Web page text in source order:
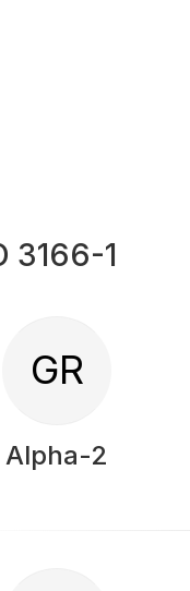
3166-1
GR
Alpha-2